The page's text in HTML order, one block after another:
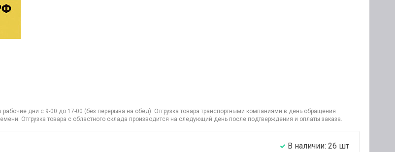
дни с 9-00 до 17-00 (без перерыва на обед). Отгрузка товара транспортными компаниями в день обращения
Отгрузка товара с областного склада производится на следующий день после подтверждения и оплаты заказа.
В наличии: 26 шт